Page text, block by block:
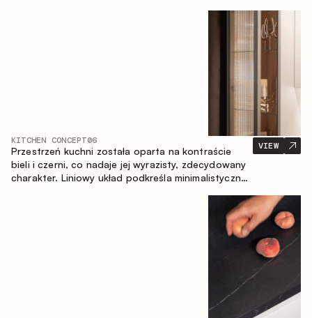
KITCHEN CONCEPT06
Przestrzeń kuchni została oparta na kontraście
bieli i czerni, co nadaje jej wyrazisty, zdecydowany
charakter. Liniowy układ podkreśla minimalistyczny i
VIEW